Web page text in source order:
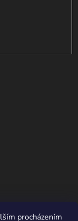
procházením